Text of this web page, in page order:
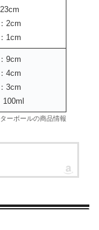
2cm
1cm
9cm
4cm
3cm
ーボールの商品情報